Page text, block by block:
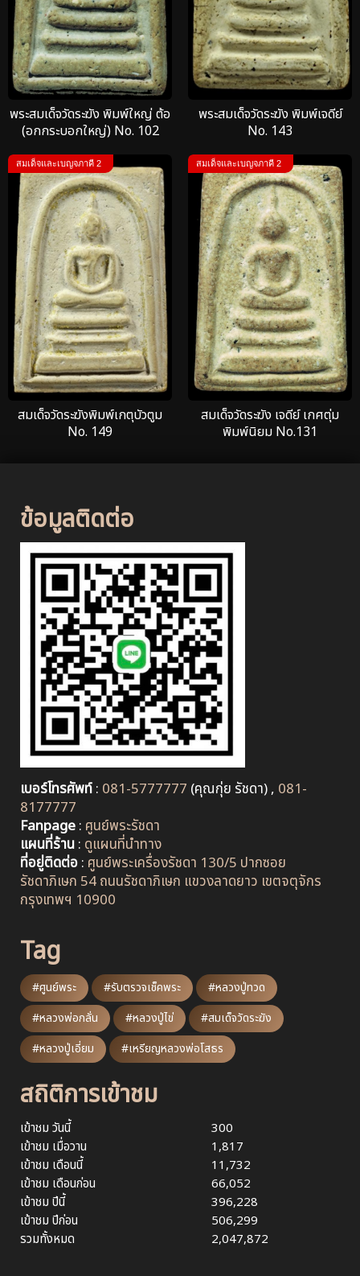
พระสมเด็จวัดระฆัง พิมพ์ใหญ่ ต้อ
(อกกระบอกใหญ่) No. 102
พระสมเด็จวัดระฆัง พิมพ์เจดีย์
No. 143
สมเด็จและเบญจภาคี 2
สมเด็จวัดระฆังพิมพ์เกตุบัวตูม
No. 149
สมเด็จและเบญจภาคี 2
สมเด็จวัดระฆัง เจดีย์ เกศตุ่ม
พิมพ์นิยม No.131
ข้อมูลติดต่อ
เบอร์โทรศัพท์: 081-5777777 (คุณกุ่ย รัชดา) , 081-
8177777
Fanpage: ศูนย์พระรัชดา
แผนที่ร้าน: ดูแผนที่นำทาง
ที่อยู่ติดต่อ: ศูนย์พระเครื่องรัชดา 130/5 ปากซอย
รัชดาภิเษก 54 ถนนรัชดาภิเษก แขวงลาดยาว เขตจตุจักร
กรุงเทพฯ 10900
Tag
#ศูนย์พระ #รับตรวจเช็คพระ
#หลวงปู่ทวด
#หลวงพ่อกลั่น
#หลวงปู่ไข่
#สมเด็จวัดระฆัง
#หลวงปู่เอี่ยม
#เหรียญหลวงพ่อโสธร
สถิติการเข้าชม
เข้าชม วันนี้
300
เข้าชม เมื่อวาน
1,817
เข้าชม เดือนนี้
11,732
เข้าชม เดือนก่อน
66,052
เข้าชม ปีนี้
396,228
เข้าชม ปีก่อน
506,299
รวมทั้งหมด
2,047,872